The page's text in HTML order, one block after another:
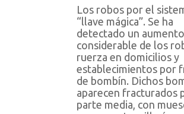
Los robos por el
“llave mágica”. Se ha
detectado un aumento
considerable de los
ruerza en domicilios y
establecimientos por
de bombín. Dichos
aparecen fracturados
parte media, con